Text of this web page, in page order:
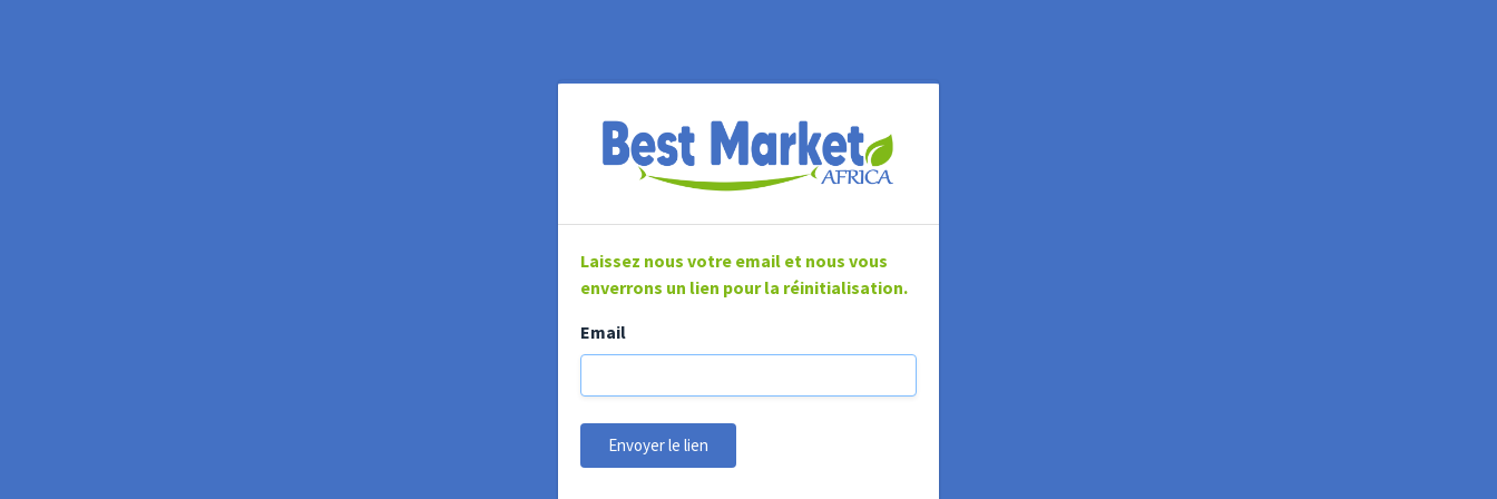
Laissez nous votre email et nous vous
enverrons un lien pour la réinitialisation.
Email
Envoyer le lien